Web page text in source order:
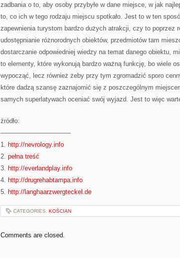
zadbania o to, aby osoby przybyłe w dane miejsce, w jak
to, co ich w tego rodzaju miejscu spotkało. Jest to w ten
zapewnienia turystom bardzo dużych atrakcji, czy to poprzez
udostępnianie różnorodnych obiektów, przedmiotów tam
dostarczanie odpowiedniej wiedzy na temat danego obiektu,
to elementy, które wykonują bardzo ważną funkcję, bo wiele
wypocząć, lecz również żeby przy tym zgromadzić sporo
które dadzą szansę zaznajomić się z poszczególnym
samych superlatywach oceniać swój wyjazd. Jest to więc
źródło:
———————————
1. http://nevrology.info
2. pełna treść
3. http://everlandplay.info
4. http://drugrehabtampa.info
5. http://langhaarzwergteckel.de
CATEGORIES: KOŚCIAN
Comments are closed.